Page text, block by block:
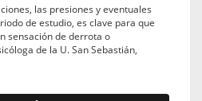
las presiones y eventuales
de estudio, es clave para que
sensación de derrota o
de la U. San Sebastián,